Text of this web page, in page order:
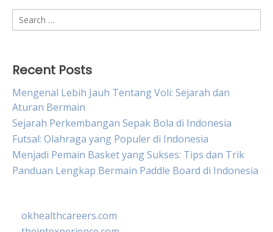
Search
for:
Recent Posts
Mengenal Lebih Jauh Tentang Voli: Sejarah dan
Aturan Bermain
Sejarah Perkembangan Sepak Bola di Indonesia
Futsal: Olahraga yang Populer di Indonesia
Menjadi Pemain Basket yang Sukses: Tips dan Trik
Panduan Lengkap Bermain Paddle Board di Indonesia
okhealthcareers.com